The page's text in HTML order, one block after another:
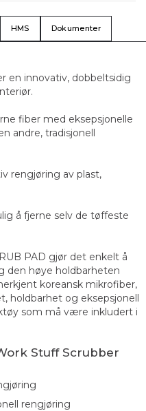
HMS Dokumenter
en innovativ, dobbeltsidig
fiber med eksepsjonelle
andre, tradisjonell
rengjøring av plast,
å fjerne selv de tøffeste
PAD gjør det enkelt å
den høye holdbarheten
koreansk mikrofiber,
holdbarhet og eksepsjonell
som må være inkludert i
Stuff Scrubber
rengjøring